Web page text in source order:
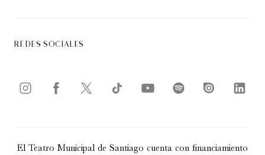
REDES SOCIALES
El Teatro Municipal de Santiago cuenta con financiamiento